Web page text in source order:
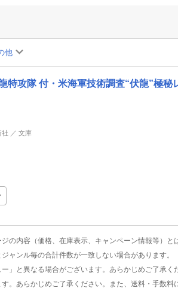
他
攻隊 付・米海軍技術調査“伏龍”極秘
／ 文庫
内容（価格、在庫表示、キャンペーン情報等）と
ャンル毎の合計件数が一致しない場合があります。
と異なる場合がございます。あらかじめご了承く
あらかじめご了承ください。また、送料・手数料